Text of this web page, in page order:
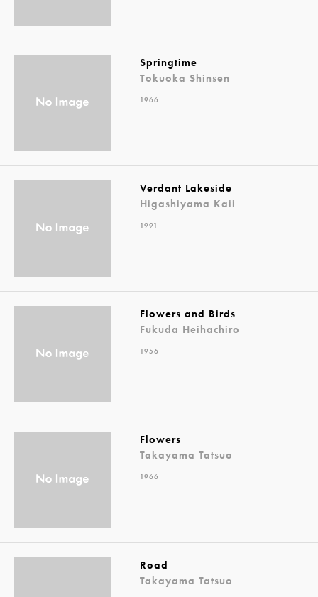
Springtime
Tokuoka Shinsen
1966
Verdant Lakeside
Higashiyama Kaii
1991
Flowers and Birds
Fukuda Heihachiro
1956
Flowers
Takayama Tatsuo
1966
Road
Takayama Tatsuo